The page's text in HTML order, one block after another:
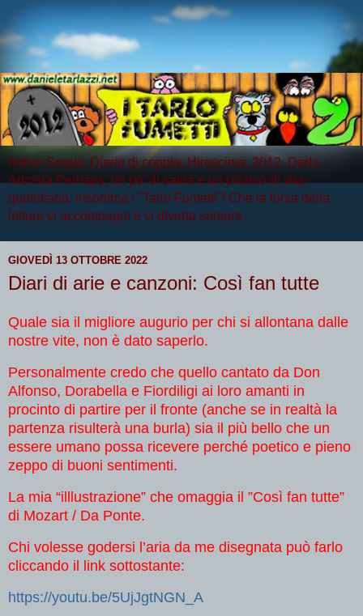
Arthur Serpis, Diario di coppia, Hiroscima, 2012, Darla
Artrosia Perhaps, un po' di satira e un pizzico di vita
quotidiana: insomma i "Tarlo Fumetti"! Che la forza della
lettura vi accompagni e vi diverta sempre.
GIOVEDÌ 13 OTTOBRE 2022
Diari di arie e canzoni: Così fan tutte
Quale sia il migliore augurio per chi si allontana dalle
nostre vite, non è dato saperlo.
Personalmente credo che quello cantato da Don
Alfonso, Dorabella e Fiordiligi ai loro amanti in
procinto di partire per il fronte (anche se in realtà la
partenza risulterà una burla) sia il più bello che un
essere umano possa ricevere perché poetico e pieno
zeppo di buoni sentimenti.
La mia “illlustrazione” che omaggia il ”Così fan tutte”
di Mozart / Da Ponte.
Chi volesse godersi l’aria da me disegnata può farlo
cliccando il link sottostante:
https://youtu.be/5UjJgtNGN_A